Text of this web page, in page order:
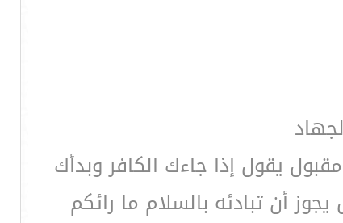
يقول إذا جاءك الكافر وبدأك
أن تبادئه بالسلام ما رائكم